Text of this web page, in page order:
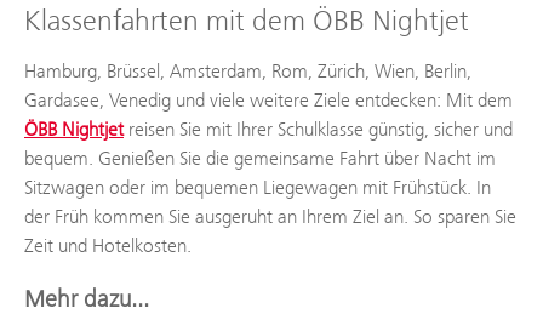
Klassenfahrten mit dem ÖBB Nightjet
Hamburg, Brüssel, Amsterdam, Rom, Zürich, Wien, Berlin,
Gardasee, Venedig und viele weitere Ziele entdecken: Mit dem
ÖBB Nightjetreisen Sie mit Ihrer Schulklasse günstig, sicher und
bequem. Genießen Sie die gemeinsame Fahrt über Nacht im
Sitzwagen oder im bequemen Liegewagen mit Frühstück. In
der Früh kommen Sie ausgeruht an Ihrem Ziel an. So sparen Sie
Zeit und Hotelkosten.
Mehr dazu...